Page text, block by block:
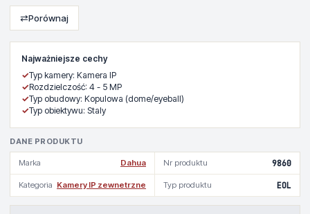
Najważniejsze cechy
✓Typ kamery: Kamera IP
✓Rozdzielczość: 4 - 5 MP
✓Typ obudowy: Kopulowa (dome/eyeball)
✓Typ obiektywu: Staly
DANE PRODUKTU
Marka Dahua Nr produktu 9860
Kategoria Kamery IP zewnetrzne Typ produktu EOL
⇄Porównaj